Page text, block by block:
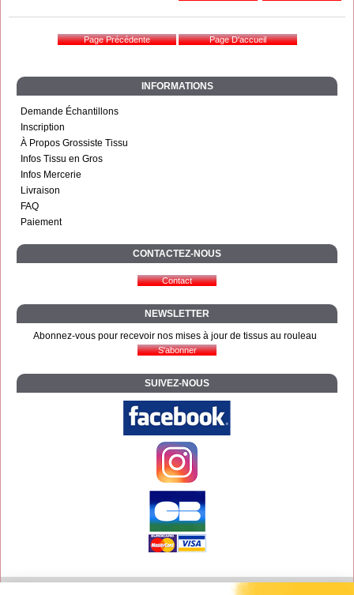
INFORMATIONS
Demande Échantillons
Inscription
À Propos Grossiste Tissu
Infos Tissu en Gros
Infos Mercerie
Livraison
FAQ
Paiement
CONTACTEZ-NOUS
NEWSLETTER
Abonnez-vous pour recevoir nos mises à jour de tissus au rouleau
SUIVEZ-NOUS